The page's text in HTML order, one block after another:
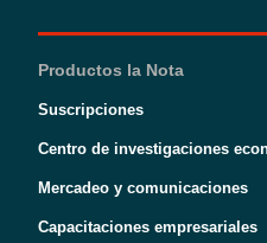
Productos la Nota
Suscripciones
Centro de investigaciones
Mercadeo y comunicaciones
Capacitaciones empresariales